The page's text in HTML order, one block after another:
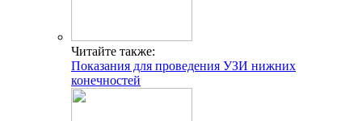
Читайте также:
Показания для проведения УЗИ нижних
конечностей